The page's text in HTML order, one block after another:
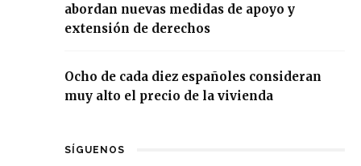
abordan nuevas medidas de apoyo y
extensión de derechos
Ocho de cada diez españoles consideran
muy alto el precio de la vivienda
SÍGUENOS